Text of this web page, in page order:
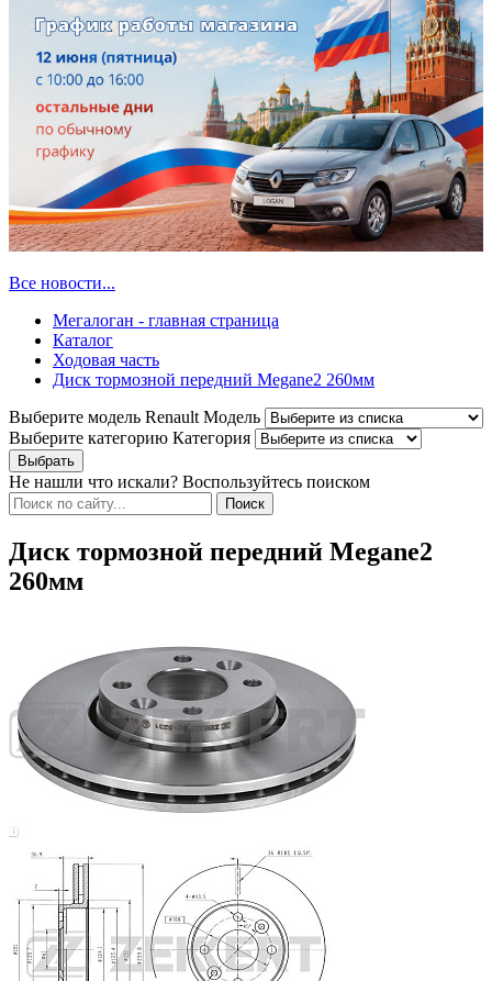
Все новости...
Мегалоган - главная страница
Каталог
Ходовая часть
Диск тормозной передний Megane2 260мм
Выберите модель Renault Модель
Выберите категорию Категория
Не нашли что искали? Воспользуйтесь поиском
Диск тормозной передний Megane2
260мм